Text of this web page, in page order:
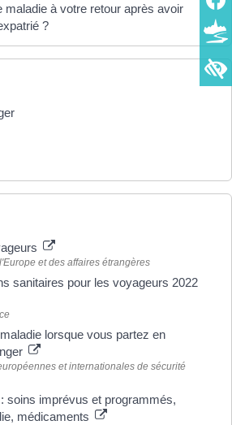
maladie à votre retour après avoir
?
et des affaires étrangères
sanitaires pour les voyageurs 2022
lorsque vous partez en
et internationales de sécurité
soins imprévus et programmés,
médicaments